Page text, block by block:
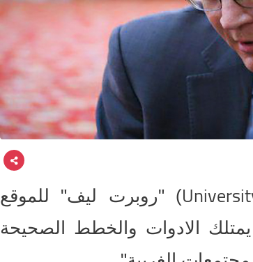
) "روبرت ليف" للموقع
يمتلك الادوات والخطط الصحيحة